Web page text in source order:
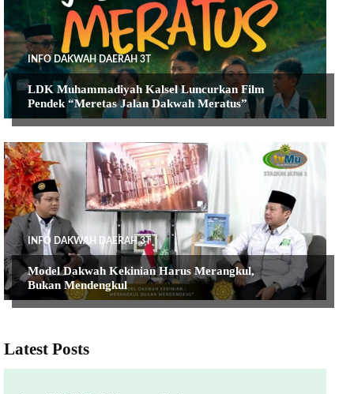
INFO DAKWAH DAERAH 3T
LDK Muhammadiyah Kalsel Luncurkan Film
Pendek “Meretas Jalan Dakwah Meratus”
INFO DAKWAH DAERAH 3T
Model Dakwah Kekinian Harus Merangkul,
Bukan Mendengkul
Latest Posts